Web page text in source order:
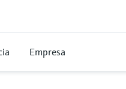
Empresa